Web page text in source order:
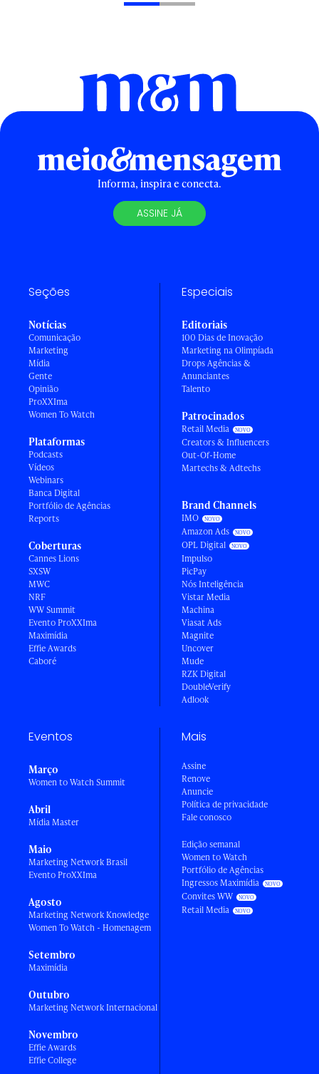
Informa, inspira e conecta.
ASSINE JÁ
Seções
Notícias
Comunicação
Marketing
Mídia
Gente
Opinião
ProXXIma
Women To Watch
Plataformas
Podcasts
Vídeos
Webinars
Banca Digital
Portfólio de Agências
Reports
Coberturas
Cannes Lions
SXSW
MWC
NRF
WW Summit
Evento ProXXIma
Maximídia
Effie Awards
Caboré
Especiais
Editoriais
100 Dias de Inovação
Marketing na Olimpíada
Drops Agências &
Anunciantes
Talento
Patrocinados
Retail Media
Creators & Influencers
Out-Of-Home
Martechs & Adtechs
Brand Channels
IMO
Amazon Ads
OPL Digital
Impulso
PicPay
Nós Inteligência
Vistar Media
Machina
Viasat Ads
Magnite
Uncover
Mude
RZK Digital
DoubleVerify
Adlook
Eventos
Março
Women to Watch Summit
Abril
Mídia Master
Maio
Marketing Network Brasil
Evento ProXXIma
Agosto
Marketing Network Knowledge
Women To Watch - Homenagem
Setembro
Maximídia
Outubro
Marketing Network Internacional
Novembro
Effie Awards
Effie College
Mais
Assine
Renove
Anuncie
Política de privacidade
Fale conosco
Edição semanal
Women to Watch
Portfólio de Agências
Ingressos Maximídia
Convites WW
Retail Media